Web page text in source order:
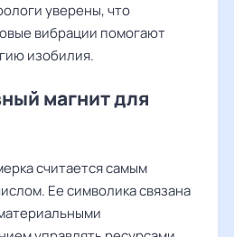
уверены, что
вибрации помогают
изобилия.
магнит для
считается самым
Ее символика связана